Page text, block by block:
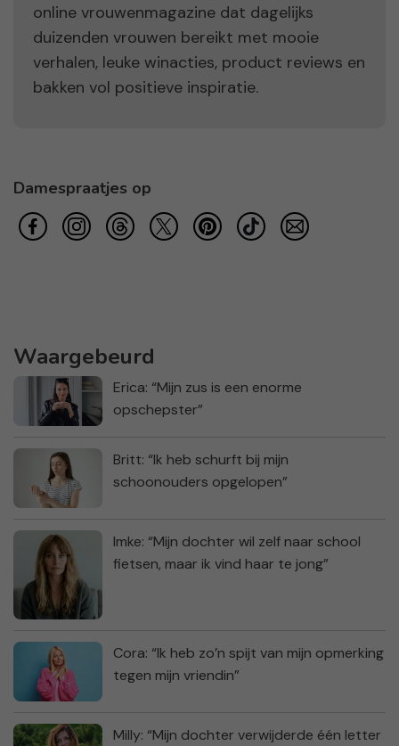
online vrouwenmagazine dat dagelijks
duizenden vrouwen bereikt met mooie
verhalen, leuke winacties, product reviews en
bakken vol positieve inspiratie.
Damespraatjes op
Waargebeurd
Erica: “Mijn zus is een enorme
opschepster”
Britt: “Ik heb schurft bij mijn
schoonouders opgelopen”
Imke: “Mijn dochter wil zelf naar school
fietsen, maar ik vind haar te jong”
Cora: “Ik heb zo’n spijt van mijn opmerking
tegen mijn vriendin”
Milly: “Mijn dochter verwijderde één letter